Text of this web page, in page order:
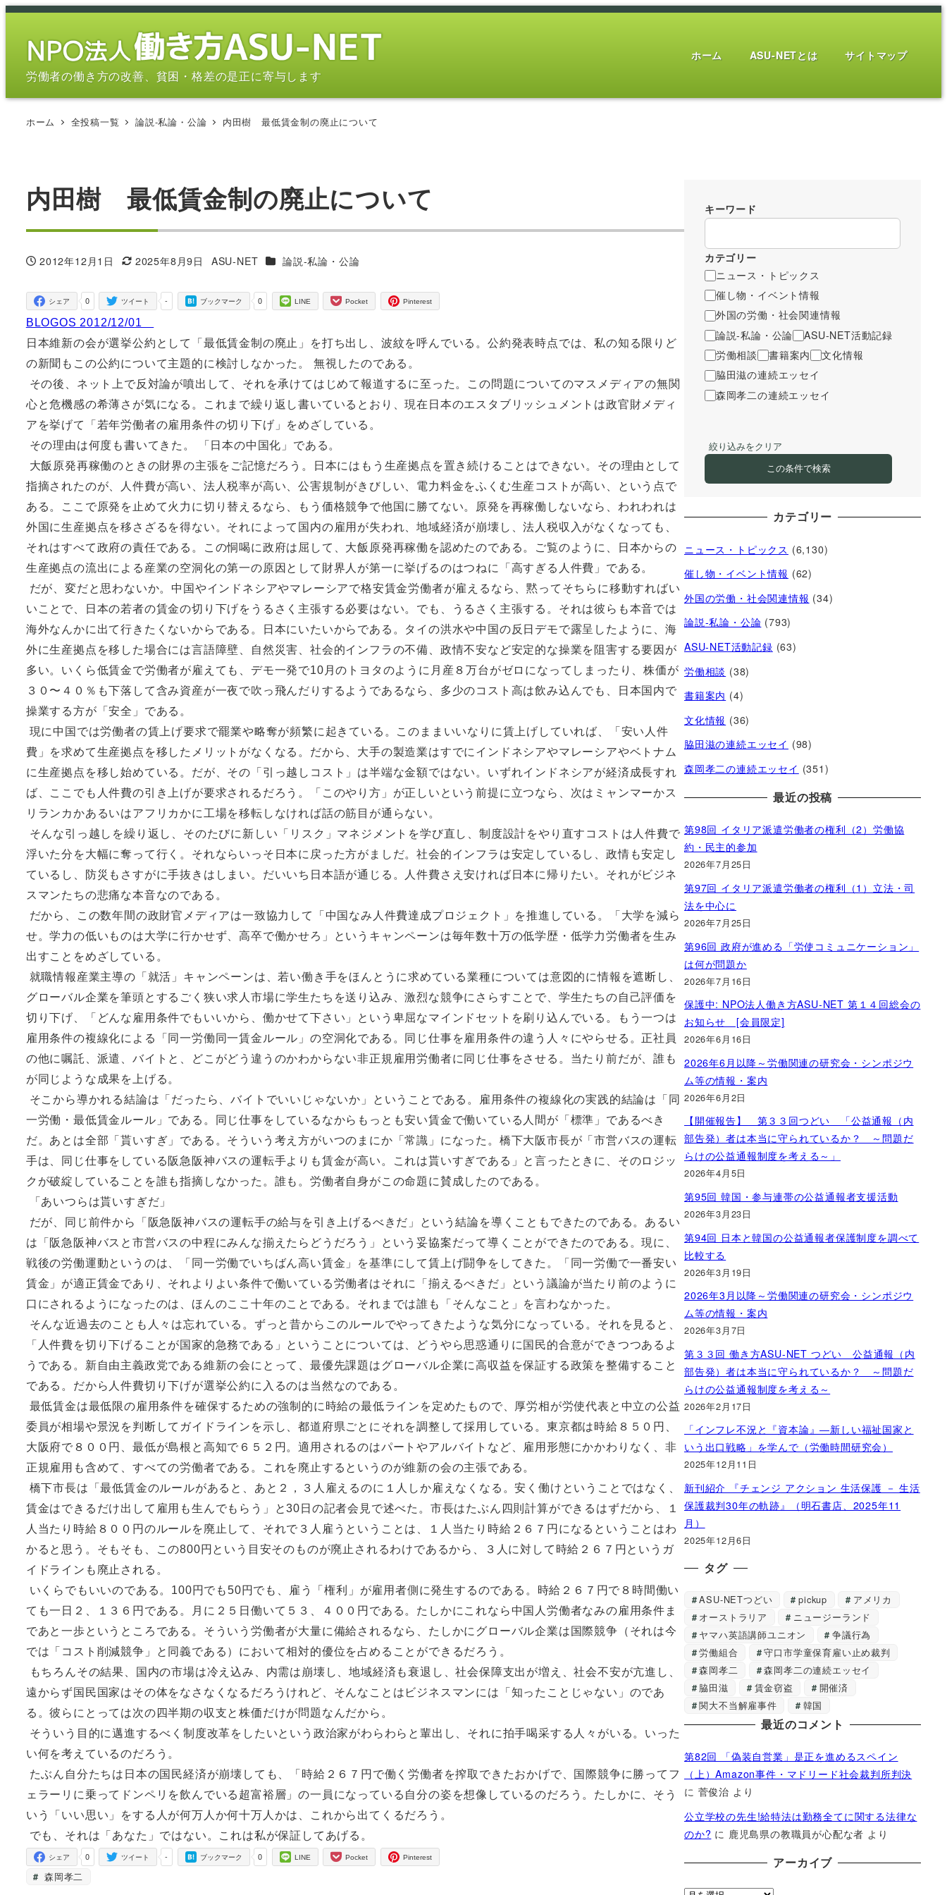
メ
労働者の働き方の改善、貧困・格差の是正に寄与します
ホーム ASU-NETとは サイトマップ
ホーム 全投稿一覧 論説-私論・公論 内田樹 最低賃金制の廃止について
内田樹 最低賃金制の廃止について
投稿日
2012年12月1日
更新日
2025年8月9日
著
ASU-NET カテゴリー
論説-私論・公論
0
シェア -
ツイート 0
ブックマーク LINE Pocket Pinterest
BLOGOS 2012/12/01
日本維新の会が選挙公約として「最低賃金制の廃止」を打ち出し、波紋を呼んでいる。公約発表時点では、私の知る限りど
の新聞もこの公約について主題的に検討しなかった。 無視したのである。
その後、ネット上で反対論が噴出して、それを承けてはじめて報道するに至った。この問題についてのマスメディアの無関
心と危機感の希薄さが気になる。これまで繰り返し書いているとおり、現在日本のエスタブリッシュメントは政官財メディ
アを挙げて「若年労働者の雇用条件の切り下げ」をめざしている。
その理由は何度も書いてきた。 「日本の中国化」である。
大飯原発再稼働のときの財界の主張をご記憶だろう。日本にはもう生産拠点を置き続けることはできない。その理由として
指摘されたのが、人件費が高い、法人税率が高い、公害規制がきびしい、電力料金をふくむ生産コストが高い、という点で
ある。ここで原発を止めて火力に切り替えるなら、もう価格競争で他国に勝てない。原発を再稼働しないなら、われわれは
外国に生産拠点を移さざるを得ない。それによって国内の雇用が失われ、地域経済が崩壊し、法人税収入がなくなっても、
それはすべて政府の責任である。この恫喝に政府は屈して、大飯原発再稼働を認めたのである。ご覧のように、日本からの
生産拠点の流出による産業の空洞化の第一の原因として財界人が第一に挙げるのはつねに「高すぎる人件費」である。
だが、変だと思わないか。中国やインドネシアやマレーシアで格安賃金労働者が雇えるなら、黙ってそちらに移動すればい
いことで、日本の若者の賃金の切り下げをうるさく主張する必要はない。でも、うるさく主張する。それは彼らも本音では
海外なんかに出て行きたくないからである。日本にいたいからである。タイの洪水や中国の反日デモで露呈したように、海
外に生産拠点を移した場合には言語障壁、自然災害、社会的インフラの不備、政情不安など安定的な操業を阻害する要因が
多い。いくら低賃金で労働者が雇えても、デモ一発で10月のトヨタのように月産８万台がゼロになってしまったり、株価が
３０〜４０％も下落して含み資産が一夜で吹っ飛んだりするようであるなら、多少のコスト高は飲み込んでも、日本国内で
操業する方が「安全」である。
現に中国では労働者の賃上げ要求で罷業や略奪が頻繁に起きている。このままいいなりに賃上げしていれば、「安い人件
費」を求めて生産拠点を移したメリットがなくなる。だから、大手の製造業はすでにインドネシアやマレーシアやベトナム
に生産拠点を移し始めている。だが、その「引っ越しコスト」は半端な金額ではない。いずれインドネシアが経済成長すれ
ば、ここでも人件費の引き上げが要求されるだろう。「このやり方」が正しいという前提に立つなら、次はミャンマーかス
リランカかあるいはアフリカかに工場を移転しなければ話の筋目が通らない。
そんな引っ越しを繰り返し、そのたびに新しい「リスク」マネジメントを学び直し、制度設計をやり直すコストは人件費で
浮いた分を大幅に奪って行く。それならいっそ日本に戻った方がましだ。社会的インフラは安定しているし、政情も安定し
ているし、防災もさすがに手抜きはしまい。だいいち日本語が通じる。人件費さえ安ければ日本に帰りたい。それがビジネ
スマンたちの悲痛な本音なのである。
だから、この数年間の政財官メディアは一致協力して「中国なみ人件費達成プロジェクト」を推進している。「大学を減ら
せ。学力の低いものは大学に行かせず、高卒で働かせろ」というキャンペーンは毎年数十万の低学歴・低学力労働者を生み
出すことをめざしている。
就職情報産業主導の「就活」キャンペーンは、若い働き手をほんとうに求めている業種については意図的に情報を遮断し、
グローバル企業を筆頭とするごく狭い求人市場に学生たちを送り込み、激烈な競争にさらすことで、学生たちの自己評価を
切り下げ、「どんな雇用条件でもいいから、働かせて下さい」という卑屈なマインドセットを刷り込んでいる。もう一つは
雇用条件の複線化による「同一労働同一賃金ルール」の空洞化である。同じ仕事を雇用条件の違う人々にやらせる。正社員
の他に嘱託、派遣、バイトと、どこがどう違うのかわからない非正規雇用労働者に同じ仕事をさせる。当たり前だが、誰も
が同じような成果を上げる。
そこから導かれる結論は「だったら、バイトでいいじゃないか」ということである。雇用条件の複線化の実践的結論は「同
一労働・最低賃金ルール」である。同じ仕事をしているなからもっとも安い賃金で働いている人間が「標準」であるべき
だ。あとは全部「貰いすぎ」である。そういう考え方がいつのまにか「常識」になった。橋下大阪市長が「市営バスの運転
手は、同じ仕事をしている阪急阪神バスの運転手よりも賃金が高い。これは貰いすぎである」と言ったときに、そのロジッ
クが破綻していることを誰も指摘しなかった。誰も。労働者自身がこの命題に賛成したのである。
「あいつらは貰いすぎだ」
だが、同じ前件から「阪急阪神バスの運転手の給与を引き上げるべきだ」という結論を導くこともできたのである。あるい
は「阪急阪神バスと市営バスの中程にみんな揃えたらどうだろう」という妥協案だって導くことができたのである。現に、
戦後の労働運動というのは、「同一労働でいちばん高い賃金」を基準にして賃上げ闘争をしてきた。「同一労働で一番安い
賃金」が適正賃金であり、それよりよい条件で働いている労働者はそれに「揃えるべきだ」という議論が当たり前のように
口にされるようになったのは、ほんのここ十年のことである。それまでは誰も「そんなこと」を言わなかった。
そんな近過去のことも人々は忘れている。ずっと昔からこのルールでやってきたような気分になっている。それを見ると、
「人件費を切り下げることが国家的急務である」ということについては、どうやら思惑通りに国民的合意ができつつあるよ
うである。新自由主義政党である維新の会にとって、最優先課題はグローバル企業に高収益を保証する政策を整備すること
である。だから人件費切り下げが選挙公約に入るのは当然なのである。
最低賃金は最低限の雇用条件を確保するための強制的に時給の最低ラインを定めたもので、厚労相が労使代表と中立の公益
委員が相場や景況を判断してガイドラインを示し、都道府県ごとにそれを調整して採用している。東京都は時給８５０円、
大阪府で８００円、最低が島根と高知で６５２円。適用されるのはパートやアルバイトなど、雇用形態にかかわりなく、非
正規雇用も含めて、すべての労働者である。これを廃止するというのが維新の会の主張である。
橋下市長は「最低賃金のルールがあると、あと２，３人雇えるのに１人しか雇えなくなる。安く働けということではなく、
賃金はできるだけ出して雇用も生んでもらう」と30日の記者会見で述べた。市長はたぶん四則計算ができるはずだから、１
人当たり時給８００円のルールを廃止して、それで３人雇うということは、１人当たり時給２６７円になるということはわ
かると思う。そもそも、この800円という目安そのものが廃止されるわけであるから、３人に対して時給２６７円というガ
イドラインも廃止される。
いくらでもいいのである。100円でも50円でも、雇う「権利」が雇用者側に発生するのである。時給２６７円で８時間働い
ても一日２、１３６円である。月に２５日働いて５３、４００円である。たしかにこれなら中国人労働者なみの雇用条件ま
であと一歩というところである。そういう労働者が大量に備給されるなら、たしかにグローバル企業は国際競争（それは今
では「コスト削減競争」と同義である）において相対的優位を占めることができるだろう。
もちろんその結果、国内の市場は冷え込み、内需は崩壊し、地域経済も衰退し、社会保障支出が増え、社会不安が亢進し、
遠からず国民国家はその体をなさなくなるだろうけれど、そんなことはビジネスマンには「知ったことじゃない」のであ
る。彼らにとっては次の四半期の収支と株価だけが問題なんだから。
そういう目的に邁進するべく制度改革をしたいという政治家がわらわらと輩出し、それに拍手喝采する人々がいる。いった
い何を考えているのだろう。
たぶん自分たちは日本の国民経済が崩壊しても、「時給２６７円で働く労働者を搾取できたおかげで、国際競争に勝ってフ
ェラーリに乗ってドンペリを飲んでいる超富裕層」の一員になっている自分の姿を想像しているのだろう。たしかに、そう
いう「いい思い」をする人が何万人か何十万人かは、これから出てくるだろう。
でも、それは「あなた」ではない。これは私が保証してあげる。
0
シェア -
ツイート 0
ブックマーク LINE Pocket Pinterest
森岡孝二
キーワード
カテゴリー
ニュース・トピックス
催し物・イベント情報
外国の労働・社会関連情報
論説-私論・公論
ASU-NET活動記録
労働相談
書籍案内
文化情報
脇田滋の連続エッセイ
森岡孝二の連続エッセイ
絞り込みをクリア
この条件で検索
カテゴリー
ニュース・トピックス (6,130)
催し物・イベント情報 (62)
外国の労働・社会関連情報 (34)
論説-私論・公論 (793)
ASU-NET活動記録 (63)
労働相談 (38)
書籍案内 (4)
文化情報 (36)
脇田滋の連続エッセイ (98)
森岡孝二の連続エッセイ (351)
最近の投稿
第98回 イタリア派遣労働者の権利（2）労働協
約・民主的参加
2026年7月25日
第97回 イタリア派遣労働者の権利（1）立法・司
法を中心に
2026年7月25日
第96回 政府が進める「労使コミュニケーション」
は何が問題か
2026年7月16日
保護中: NPO法人働き方ASU-NET 第１４回総会の
お知らせ [会員限定]
2026年6月16日
2026年6月以降～労働関連の研究会・シンポジウ
ム等の情報・案内
2026年6月2日
【開催報告】 第３３回つどい 「公益通報（内
部告発）者は本当に守られているか？ ～問題だ
らけの公益通報制度を考える～」
2026年4月5日
第95回 韓国・参与連帯の公益通報者支援活動
2026年3月23日
第94回 日本と韓国の公益通報者保護制度を調べて
比較する
2026年3月19日
2026年3月以降～労働関連の研究会・シンポジウ
ム等の情報・案内
2026年3月7日
第３３回 働き方ASU-NET つどい 公益通報（内
部告発）者は本当に守られているか？ ～問題だ
らけの公益通報制度を考える～
2026年2月17日
「インフレ不況と『資本論』―新しい福祉国家と
いう出口戦略」を学んで（労働時間研究会）
2025年12月11日
新刊紹介 『チェンジ アクション 生活保護 － 生活
保護裁判30年の軌跡』（明石書店、2025年11
月）
2025年12月6日
タグ
ASU-NETつどい pickup
アメリカ
オーストラリア
ニュージーランド
ヤマハ英語講師ユニオン
争議行為
労働組合
守口市学童保育雇い止め裁判
森岡孝二
森岡孝二の連続エッセイ
脇田滋
賃金窃盗
開催済
関大不当解雇事件
韓国
最近のコメント
第82回 「偽装自営業」是正を進めるスペイン
（上）Amazon事件・マドリード社会裁判所判決
に 菅俊治 より
公立学校の先生!給特法は勤務全てに関する法律な
のか? に 鹿児島県の教職員が心配な者 より
アーカイブ